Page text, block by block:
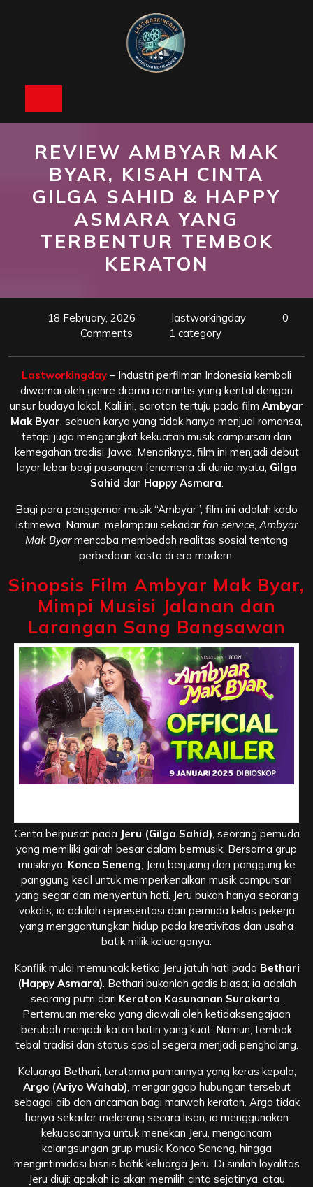
REVIEW AMBYAR MAK
BYAR, KISAH CINTA
GILGA SAHID & HAPPY
ASMARA YANG
TERBENTUR TEMBOK
KERATON
18 February, 2026 lastworkingday
0
Comments
1 category
Lastworkingday – Industri perfilman Indonesia kembali
diwarnai oleh genre drama romantis yang kental dengan
unsur budaya lokal. Kali ini, sorotan tertuju pada film Ambyar
Mak Byar , sebuah karya yang tidak hanya menjual romansa,
tetapi juga mengangkat kekuatan musik campursari dan
kemegahan tradisi Jawa. Menariknya, film ini menjadi debut
layar lebar bagi pasangan fenomena di dunia nyata, Gilga
Sahid dan Happy Asmara
Bagi para penggemar musik “Ambyar”, film ini adalah kado
istimewa. Namun, melampaui sekadar fan service, Ambyar
Mak Byarmencoba membedah realitas sosial tentang
perbedaan kasta di era modern.
Sinopsis Film Ambyar Mak Byar,
Mimpi Musisi Jalanan dan
Larangan Sang Bangsawan
Cerita berpusat pada Jeru (Gilga Sahid), seorang pemuda
yang memiliki gairah besar dalam bermusik. Bersama grup
musiknya, Konco Seneng, Jeru berjuang dari panggung ke
panggung kecil untuk memperkenalkan musik campursari
yang segar dan menyentuh hati. Jeru bukan hanya seorang
vokalis; ia adalah representasi dari pemuda kelas pekerja
yang menggantungkan hidup pada kreativitas dan usaha
batik milik keluarganya.
Konflik mulai memuncak ketika Jeru jatuh hati pada Bethari
(Happy Asmara). Bethari bukanlah gadis biasa; ia adalah
seorang putri dari Keraton Kasunanan Surakarta.
Pertemuan mereka yang diawali oleh ketidaksengajaan
berubah menjadi ikatan batin yang kuat. Namun, tembok
tebal tradisi dan status sosial segera menjadi penghalang.
Keluarga Bethari, terutama pamannya yang keras kepala,
Argo (Ariyo Wahab), menganggap hubungan tersebut
sebagai aib dan ancaman bagi marwah keraton. Argo tidak
hanya sekadar melarang secara lisan, ia menggunakan
kekuasaannya untuk menekan Jeru, mengancam
kelangsungan grup musik Konco Seneng, hingga
mengintimidasi bisnis batik keluarga Jeru. Di sinilah loyalitas
Jeru diuji: apakah ia akan memilih cinta sejatinya, atau